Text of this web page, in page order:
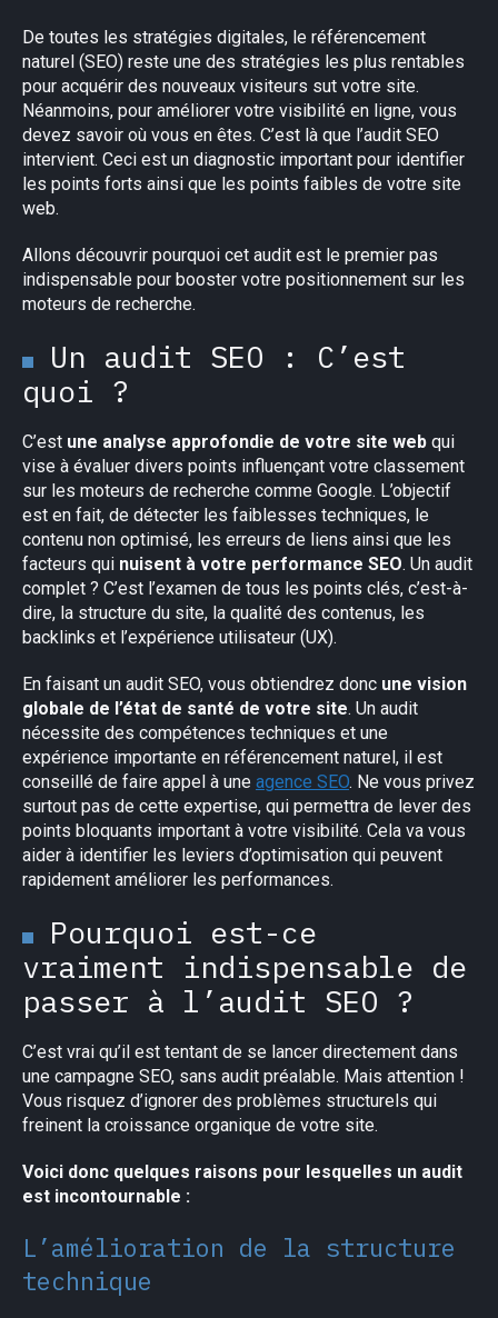
De toutes les stratégies digitales, le référencement
naturel (SEO) reste une des stratégies les plus rentables
pour acquérir des nouveaux visiteurs sut votre site.
Néanmoins, pour améliorer votre visibilité en ligne, vous
devez savoir où vous en êtes. C’est là que l’audit SEO
intervient. Ceci est un diagnostic important pour identifier
les points forts ainsi que les points faibles de votre site
web.
Allons découvrir pourquoi cet audit est le premier pas
indispensable pour booster votre positionnement sur les
moteurs de recherche.
Un audit SEO : C’est
quoi ?
C’est une analyse approfondie de votre site web qui
vise à évaluer divers points influençant votre classement
sur les moteurs de recherche comme Google. L’objectif
est en fait, de détecter les faiblesses techniques, le
contenu non optimisé, les erreurs de liens ainsi que les
facteurs qui nuisent à votre performance SEO. Un audit
complet ? C’est l’examen de tous les points clés, c’est-à-
dire, la structure du site, la qualité des contenus, les
backlinks et l’expérience utilisateur (UX).
En faisant un audit SEO, vous obtiendrez donc une vision
globale de l’état de santé de votre site. Un audit
nécessite des compétences techniques et une
expérience importante en référencement naturel, il est
conseillé de faire appel à une agence SEO. Ne vous privez
surtout pas de cette expertise, qui permettra de lever des
points bloquants important à votre visibilité. Cela va vous
aider à identifier les leviers d’optimisation qui peuvent
rapidement améliorer les performances.
Pourquoi est-ce
vraiment indispensable de
passer à l’audit SEO ?
C’est vrai qu’il est tentant de se lancer directement dans
une campagne SEO, sans audit préalable. Mais attention !
Vous risquez d’ignorer des problèmes structurels qui
freinent la croissance organique de votre site.
Voici donc quelques raisons pour lesquelles un audit
est incontournable :
L’amélioration de la structure
technique
×